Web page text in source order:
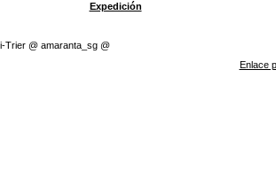
Expedición
Trier @ amaranta_sg @
Enlace